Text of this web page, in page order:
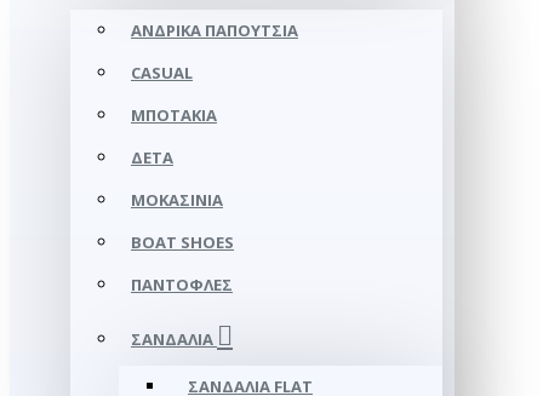
ΑΝΔΡΙΚΆ ΠΑΠΟΎΤΣΙΑ
CASUAL
ΜΠΟΤΆΚΙΑ
ΔΕΤΆ
ΜΟΚΑΣΊΝΙΑ
BOAT SHOES
ΠΑΝΤΌΦΛΕΣ
ΣΑΝΔΆΛΙΑ
ΣΑΝΔΆΛΙΑ FLAT